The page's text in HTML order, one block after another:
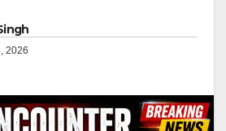
2026